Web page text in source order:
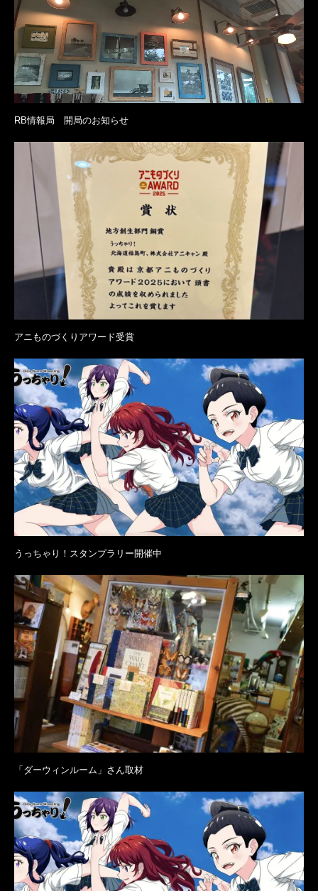
RB情報局 開局のお知らせ
アニものづくりアワード受賞
うっちゃり！スタンプラリー開催中
「ダーウィンルーム」さん取材